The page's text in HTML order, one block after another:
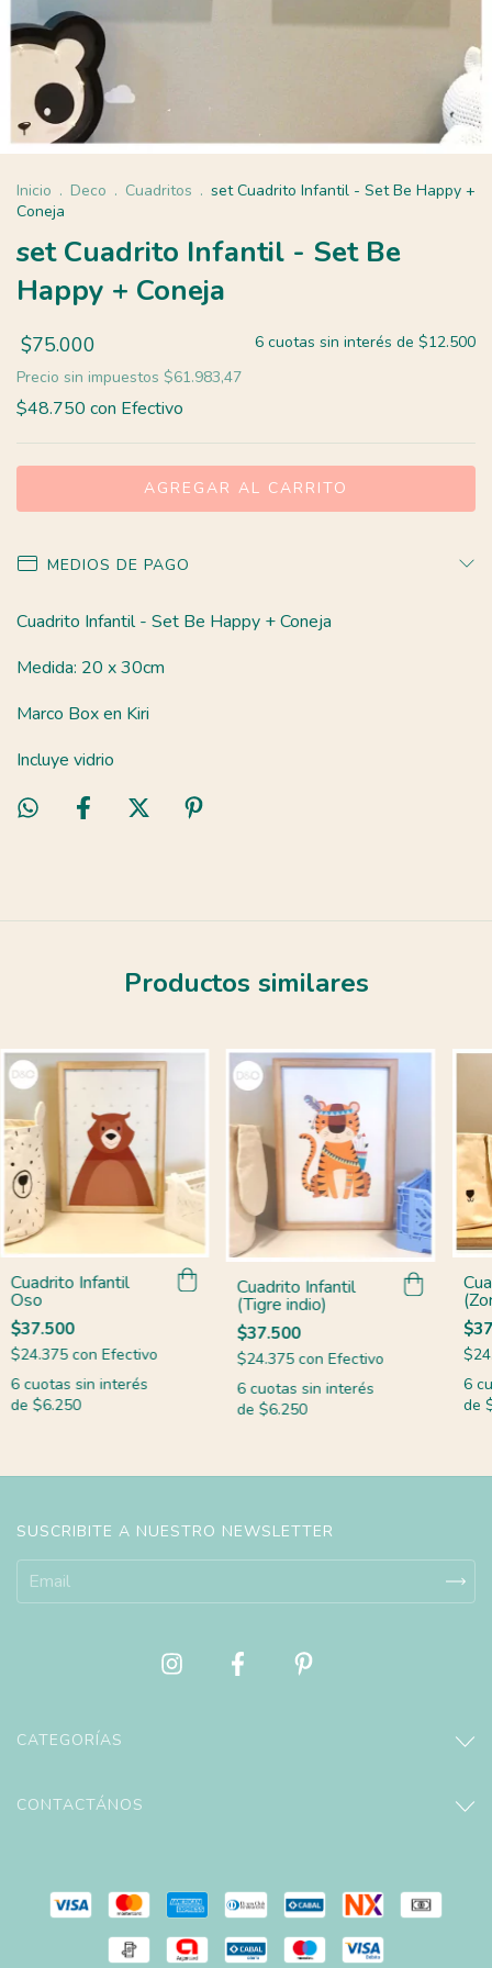
Inicio . Deco . Cuadritos . set Cuadrito Infantil - Set Be Happy +
Coneja
set Cuadrito Infantil - Set Be
Happy + Coneja
$75.000 6 cuotas sin interés de $12.500
Precio sin impuestos $61.983,47
$48.750 con Efectivo
MEDIOS DE PAGO
Cuadrito Infantil - Set Be Happy + Coneja
Medida: 20 x 30cm
Marco Box en Kiri
Incluye vidrio
Productos similares
Cuadrito Infantil
Oso
$37.500
$24.375 con Efectivo
6 cuotas sin interés
de $6.250
Cuadrito Infantil
(Tigre indio)
$37.500
$24.375 con Efectivo
6 cuotas sin interés
de $6.250
6
de
SUSCRIBITE A NUESTRO NEWSLETTER
CATEGORÍAS
CONTACTÁNOS